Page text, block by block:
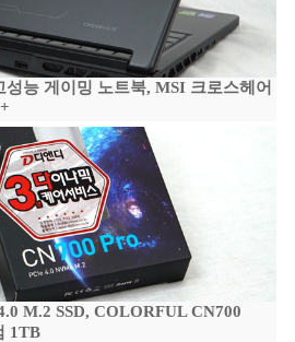
능 게이밍 노트북, MSI 크로스헤어
M.2 SSD, COLORFUL CN700
1TB